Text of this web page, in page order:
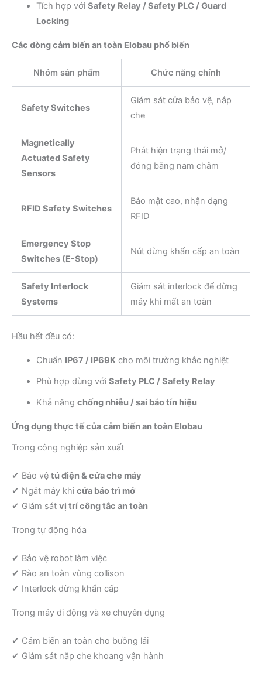
Tích hợp với Safety Relay / Safety PLC / Guard
Locking
Các dòng cảm biến an toàn Elobau phổ biến
Nhóm sản phẩm Chức năng chính
Safety Switches
Giám sát cửa bảo vệ, nắp
che
Magnetically
Actuated Safety
Sensors
Phát hiện trạng thái mở/
đóng bằng nam châm
RFID Safety Switches
Bảo mật cao, nhận dạng
RFID
Emergency Stop
Switches (E-Stop)
Nút dừng khẩn cấp an toàn
Safety Interlock
Systems
Giám sát interlock để dừng
máy khi mất an toàn
Hầu hết đều có:
Chuẩn IP67 / IP69K cho môi trường khắc nghiệt
Phù hợp dùng với Safety PLC / Safety Relay
Khả năng chống nhiễu / sai báo tín hiệu
Ứng dụng thực tế của cảm biến an toàn Elobau
Trong công nghiệp sản xuất
✔ Bảo vệ tủ điện & cửa che máy
✔ Ngắt máy khi cửa bảo trì mở
✔ Giám sát vị trí công tắc an toàn
Trong tự động hóa
✔ Bảo vệ robot làm việc
✔ Rào an toàn vùng collison
✔ Interlock dừng khẩn cấp
Trong máy di động và xe chuyên dụng
✔ Cảm biến an toàn cho buồng lái
✔ Giám sát nắp che khoang vận hành